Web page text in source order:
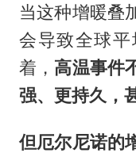
当这种增暖叠
会导致全球
着， 高温事件
强、更持久，
但厄尔尼诺的